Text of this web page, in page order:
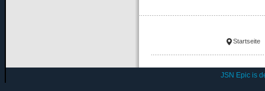
Startseite
JSN Epic is